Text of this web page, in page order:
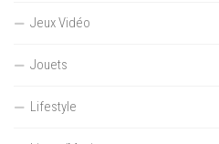
Jeux Vidéo
Jouets
Lifestyle